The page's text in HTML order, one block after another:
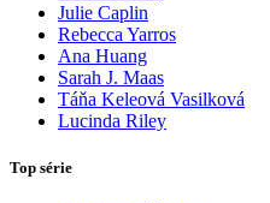
Julie Caplin
Rebecca Yarros
Ana Huang
Sarah J. Maas
Táňa Keleová Vasilková
Lucinda Riley
Top série